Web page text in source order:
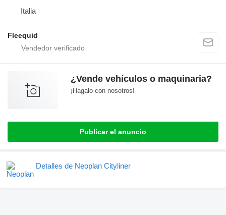
Italia
Fleequid
¿Vende vehículos o maquinaria?
¡Hagalo con nosotros!
Publicar el anuncio
Detalles de Neoplan Cityliner